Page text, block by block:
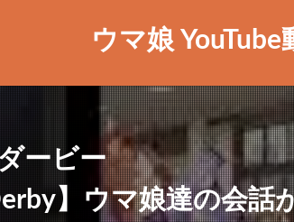
ウマ娘
ービー
】ウマ娘達の会話